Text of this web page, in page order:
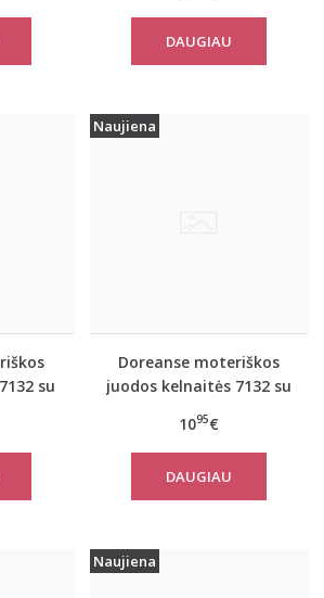
DAUGIAU
su
Naujiena
Doreanse moteriškos
juodos kelnaitės 7132 su
1095€
DAUGIAU
Naujiena